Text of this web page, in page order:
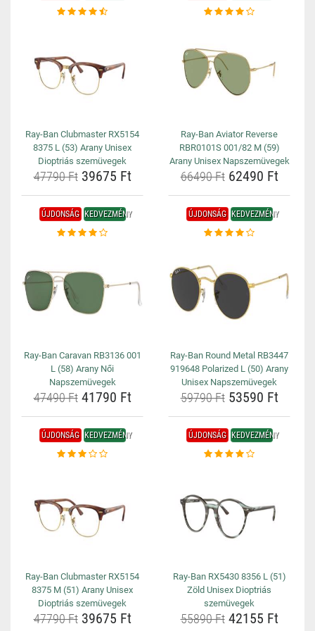
Ray-Ban Clubmaster RX5154
8375 L (53) Arany Unisex
Dioptriás szemüvegek
47790 Ft39675 Ft
Ray-Ban Aviator Reverse
RBR0101S 001/82 M (59)
Arany Unisex Napszemüvegek
66490 Ft62490 Ft
ÚJDONSÁG KEDVEZMÉNY
Ray-Ban Caravan RB3136 001
L (58) Arany Női
Napszemüvegek
47490 Ft41790 Ft
ÚJDONSÁG KEDVEZMÉNY
Ray-Ban Round Metal RB3447
919648 Polarized L (50) Arany
Unisex Napszemüvegek
59790 Ft53590 Ft
ÚJDONSÁG KEDVEZMÉNY
Ray-Ban Clubmaster RX5154
8375 M (51) Arany Unisex
Dioptriás szemüvegek
47790 Ft39675 Ft
ÚJDONSÁG KEDVEZMÉNY
Ray-Ban RX5430 8356 L (51)
Zöld Unisex Dioptriás
szemüvegek
55890 Ft42155 Ft